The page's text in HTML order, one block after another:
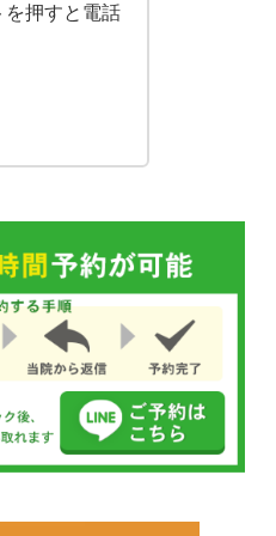
を押すと電話